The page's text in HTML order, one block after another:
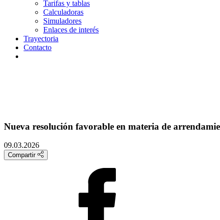
Tarifas y tablas
Calculadoras
Simuladores
Enlaces de interés
Trayectoria
Contacto
Nueva resolución favorable en materia de
09.03.2026
Compartir